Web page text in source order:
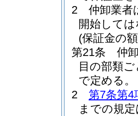
2
仲卸業者
開始して
(保証金の
第21条
仲
目の部類
で定める。
2
第7条第4
までの規